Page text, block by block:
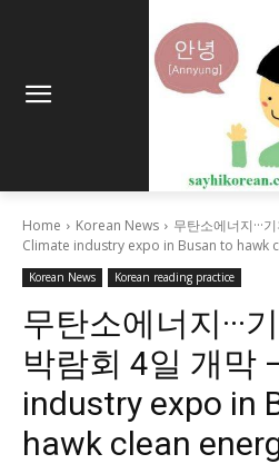
Home Korean News
무탄소에너지···
Climate industry expo in Busan to hawk
Korean News Korean reading practice
무탄소에너지···
박람회 4일 개막
industry expo in
hawk clean